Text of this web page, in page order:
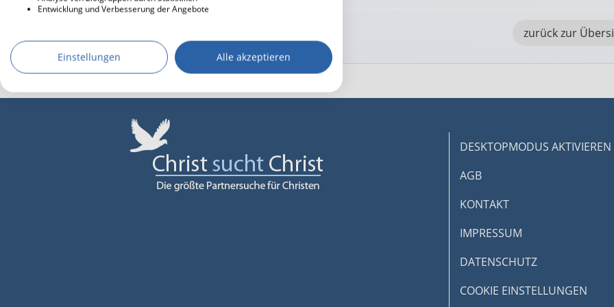
zurück zur
DESKTOPMODUS AKTIVIEREN
AGB
KONTAKT
IMPRESSUM
DATENSCHUTZ
COOKIE EINSTELLUNGEN
Entwicklung und Verbesserung der Angebote
Einstellungen Alle akzeptieren